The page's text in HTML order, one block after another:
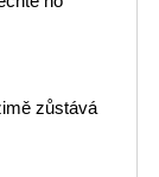
zůstává